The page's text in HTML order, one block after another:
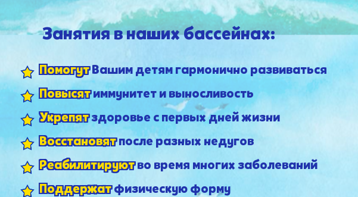
Занятия в наших бассейнах:
ПомогутВашим детям гармонично развиваться
Повысятиммунитет и выносливость
Укрепятздоровье с первых дней жизни
Восстановятпосле разных недугов
Реабилитируютво время многих заболеваний
Поддержатфизическую форму